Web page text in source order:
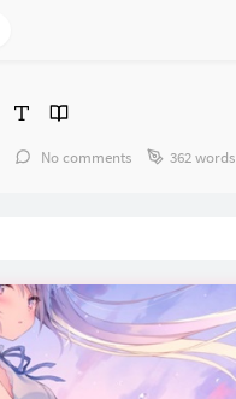
No comments 362 words